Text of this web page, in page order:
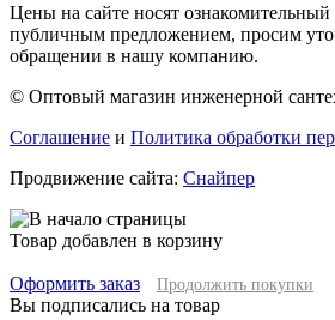
Цены на сайте носят ознакомительный
публичным предложением, просим
обращении в нашу компанию.
© Оптовый магазин инженерной
Соглашение и Политика обработки
Продвижение сайта: Снайпер
Товар добавлен в корзину
Оформить заказ Продолжить покупки
Вы подписались на товар